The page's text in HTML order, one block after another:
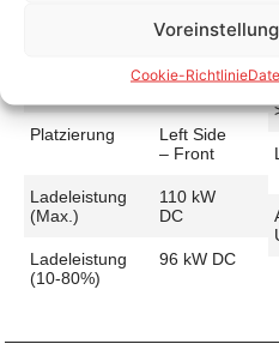
Cookie-Richtlinie
Platzierung
Left Side
– Front
Ladeleistung
(max.)
110 kW
DC
Ladeleistung
(10-80%)
96 kW DC